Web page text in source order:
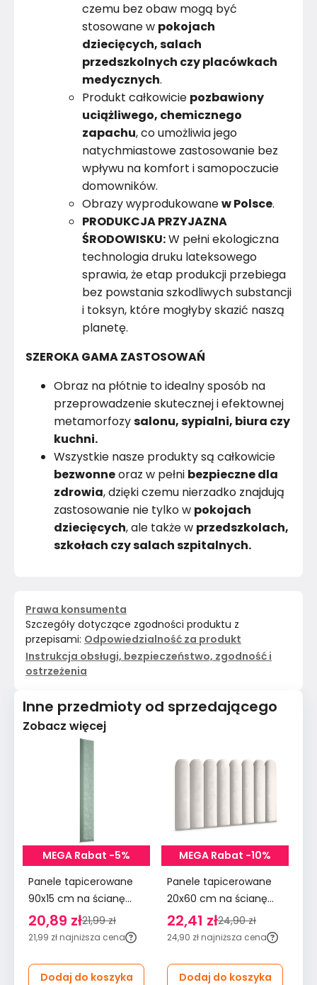
czemu bez obaw mogą być
stosowane w pokojach
dziecięcych, salach
przedszkolnych czy placówkach
medycznych.
Produkt całkowicie pozbawiony
uciążliwego, chemicznego
zapachu, co umożliwia jego
natychmiastowe zastosowanie bez
wpływu na komfort i samopoczucie
domowników.
Obrazy wyprodukowanew Polsce.
PRODUKCJA PRZYJAZNA
ŚRODOWISKU:W pełni ekologiczna
technologia druku lateksowego
sprawia, że etap produkcji przebiega
bez powstania szkodliwych substancji
i toksyn, które mogłyby skazić naszą
planetę.
SZEROKA GAMA ZASTOSOWAŃ
Obraz na płótnie to idealny sposób na
przeprowadzenie skutecznej i efektownej
metamorfozysalonu, sypialni, biura czy
kuchni.
Wszystkie nasze produkty są całkowicie
bezwonneoraz w pełni bezpieczne dla
zdrowia, dzięki czemu nierzadko znajdują
zastosowanie nie tylko w pokojach
dziecięcych, ale także w przedszkolach,
szkołach czy salach szpitalnych.
Prawa konsumenta
Szczegóły dotyczące zgodności produktu z
przepisami: Odpowiedzialność za produkt
Instrukcja obsługi, bezpieczeństwo, zgodność i
ostrzeżenia
Inne przedmioty od sprzedającego
Zobacz więcej
MEGA Rabat -5%
Panele tapicerowane
90x15 cm na ścianę
wezgłowie miętowy
20,89 zł21,99 zł
21,99 zł najniższa cena
Dodaj do koszyka
MEGA Rabat -10%
Panele tapicerowane
20x60 cm na ścianę
płotek wezgłowie
kremowy
22,41 zł24,90 zł
24,90 zł najniższa cena
Dodaj do koszyka